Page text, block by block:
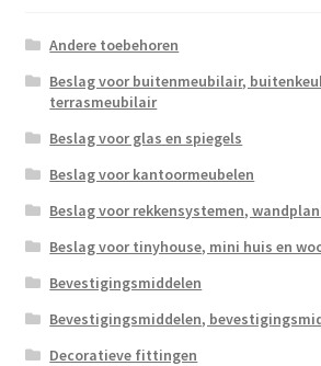
Andere toebehoren
Beslag voor buitenmeubilair,
terrasmeubilair
Beslag voor glas en spiegels
Beslag voor kantoormeubelen
Beslag voor rekkensystemen,
Beslag voor tinyhouse, mini huis en
Bevestigingsmiddelen
Bevestigingsmiddelen,
Decoratieve fittingen